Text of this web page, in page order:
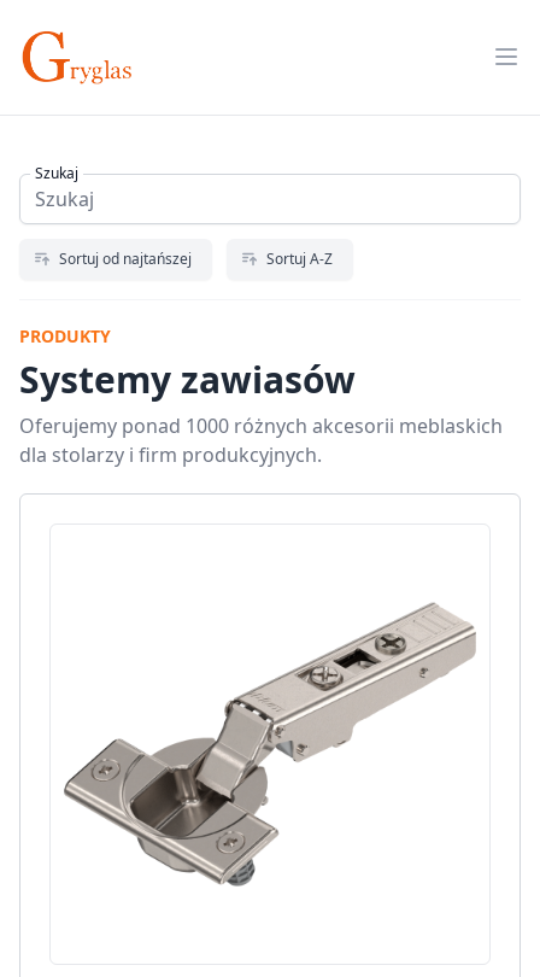
content
Szukaj
Sortuj od najtańszej Sortuj A-Z
PRODUKTY
Systemy zawiasów
Oferujemy ponad 1000 różnych akcesorii meblaskich
dla stolarzy i firm produkcyjnych.